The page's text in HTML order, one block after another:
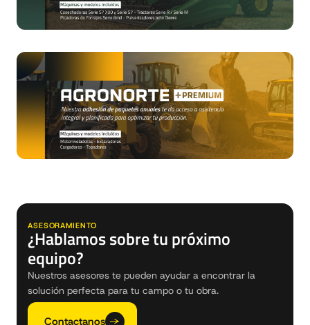
ASESORAMIENTO
¿Hablamos sobre tu próximo
equipo?
Nuestros asesores te pueden ayudar a encontrar la
solución perfecta para tu campo o tu obra.
Contactanos